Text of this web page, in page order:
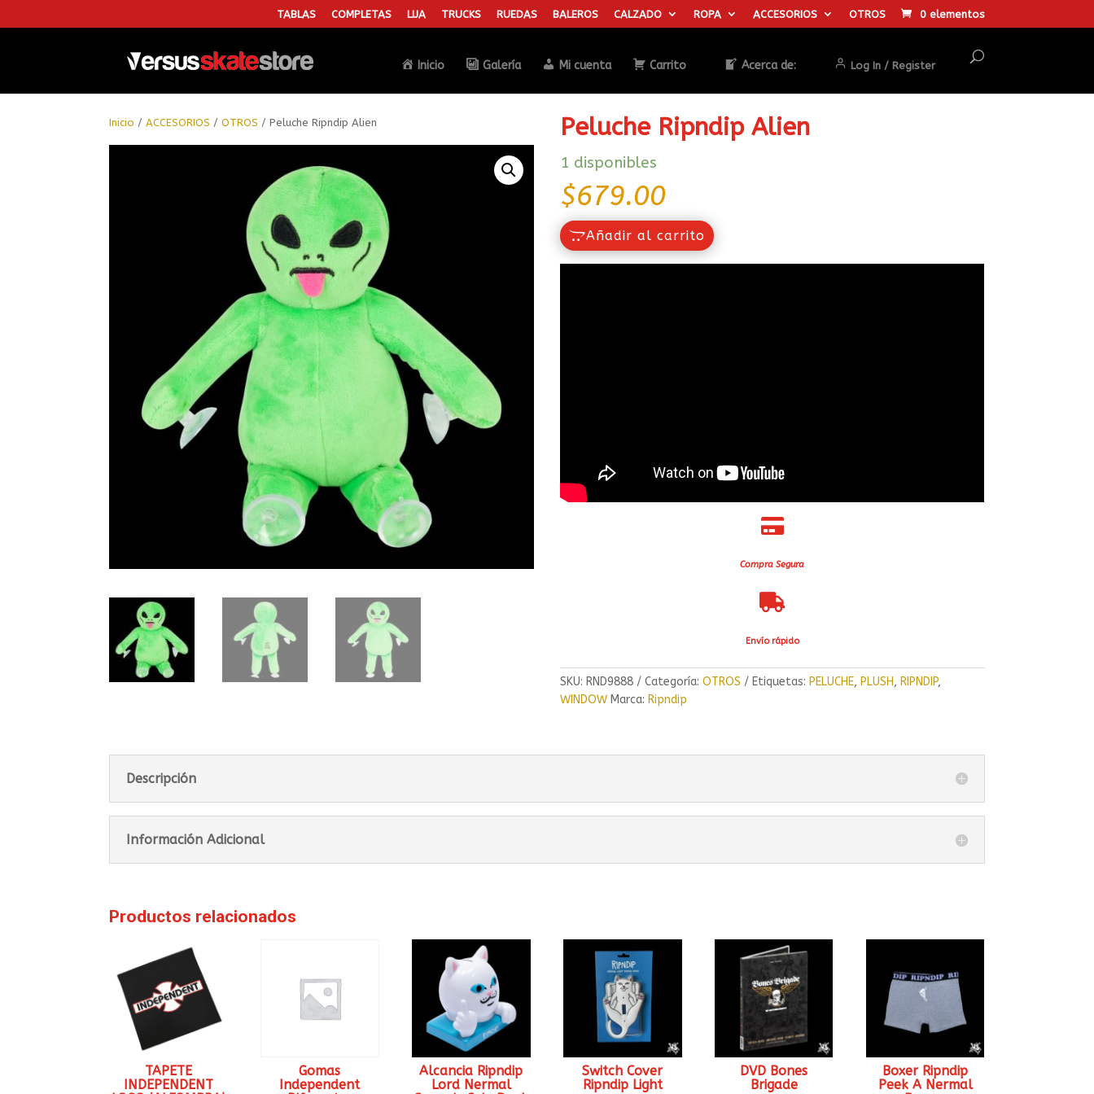
TABLAS COMPLETAS LIJA TRUCKS RUEDAS BALEROS CALZADO ROPA ACCESORIOS OTROS 0 elementos
Inicio Galería Mi cuenta Carrito Acerca de: Log In / Register
Búsqueda
Inicio /ACCESORIOS /OTROS / Peluche Ripndip Alien Peluche Ripndip Alien
1 disponibles
$679.00
Añadir al carrito

Compra Segura

Envío rápido
SKU: RND9888 Categoría:OTROS Etiquetas: PELUCHE, PLUSH, RIPNDIP,
WINDOW Marca: Ripndip
Descripción
Información Adicional
Productos relacionados
TAPETE
INDEPENDENT
Gomas
Independent
Alcancia Ripndip
Lord Nermal
Switch Cover
Ripndip Light
DVD Bones
Brigade
Boxer Ripndip
Peek A Nermal